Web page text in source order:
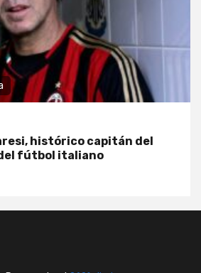
histórico capitán del
fútbol italiano